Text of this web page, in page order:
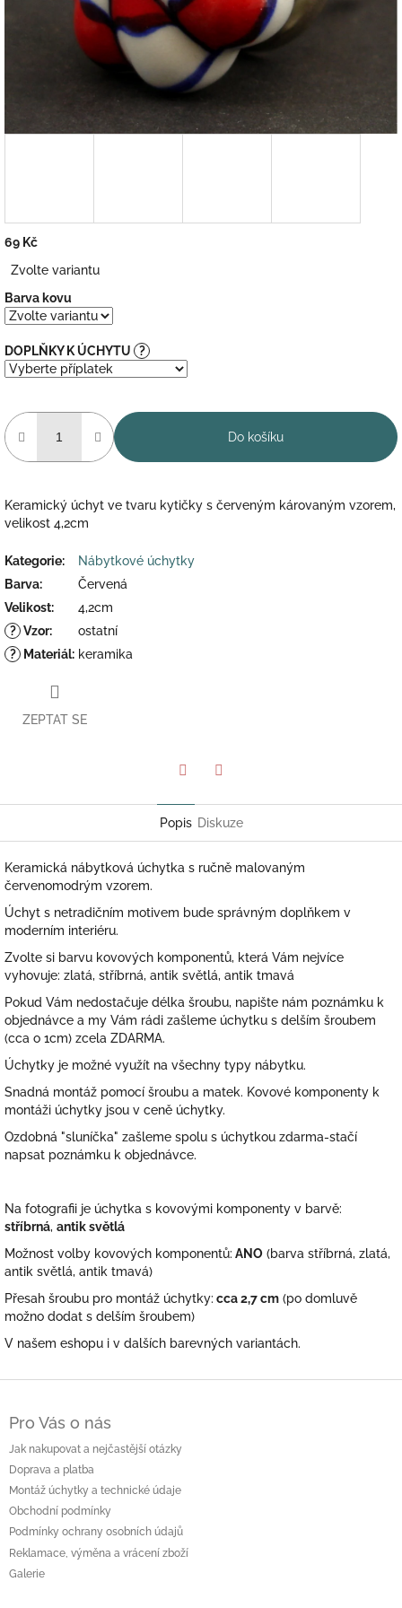
69 Kč
cena:
Zvolte variantu
Barva kovu
DOPLŇKY K ÚCHYTU ?
Do košíku
Keramický úchyt ve tvaru kytičky s červeným károvaným vzorem,
velikost 4,2cm
Kategorie:
Nábytkové úchytky
Barva:
Červená
Velikost:
4,2cm
? Vzor:
ostatní
?
Materiál: keramika
ZEPTAT SE
Popis Diskuze
Keramická nábytková úchytka s ručně malovaným
červenomodrým vzorem.
Úchyt s netradičním motivem bude správným doplňkem v
moderním interiéru.
Zvolte si barvu kovových komponentů, která Vám nejvíce
vyhovuje: zlatá, stříbrná, antik světlá, antik tmavá
Pokud Vám nedostačuje délka šroubu, napište nám poznámku k
objednávce a my Vám rádi zašleme úchytku s delším šroubem
(cca o 1cm) zcela ZDARMA.
Úchytky je možné využít na všechny typy nábytku.
Snadná montáž pomocí šroubu a matek. Kovové komponenty k
montáži úchytky jsou v ceně úchytky.
Ozdobná "sluníčka" zašleme spolu s úchytkou zdarma-stačí
napsat poznámku k objednávce.
Na fotografii je úchytka s kovovými komponenty v barvě:
stříbrná, antik světlá
Možnost volby kovových komponentů: ANO (barva stříbrná, zlatá,
antik světlá, antik tmavá)
Přesah šroubu pro montáž úchytky: cca 2,7 cm (po domluvě
možno dodat s delším šroubem)
V našem eshopu i v dalších barevných variantách.
Pro Vás o nás
Jak nakupovat a nejčastější otázky
Doprava a platba
Montáž úchytky a technické údaje
Obchodní podmínky
Podmínky ochrany osobních údajů
Reklamace, výměna a vrácení zboží
Galerie